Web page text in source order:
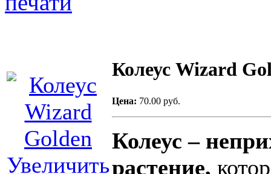
Увеличить
Колеус Wizard
Цена: 70.00 руб.
Колеус –
растение,